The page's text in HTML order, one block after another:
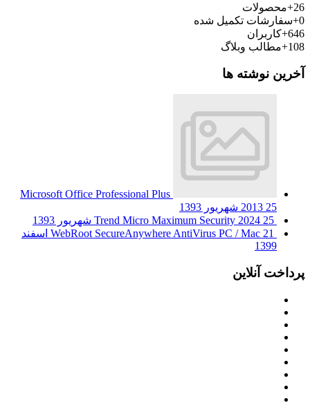
26+
محصولات
0+ سفارشات تکمیل شده
646+ کاربران
108+
مطالب وبلاگ
آخرین نوشته ها
Microsoft Office Professional Plus
2013 25 شهریور 1393
Trend Micro Maximum Security 2024 25 شهریور 1393
WebRoot SecureAnywhere AntiVirus PC / Mac 21 اسفند
1399
پرداخت آنلاین